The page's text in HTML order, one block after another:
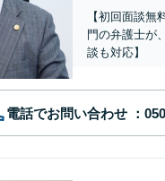
【初回面談
門の弁護士が
談も対応】
電話でお問い合わせ